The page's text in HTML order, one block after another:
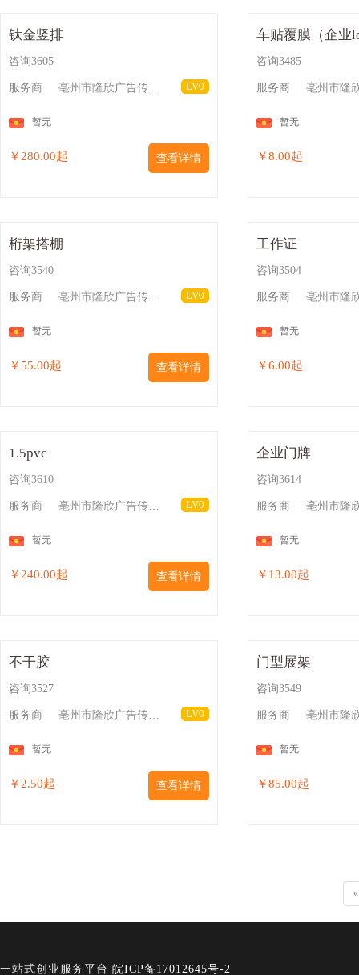
钛金竖排
咨询3605
服务商 亳州市隆欣广告传媒有限公司 LV0
暂无
￥280.00起 查看详情
车贴覆膜（企业
咨询3485
服务商
暂无
￥8.00起
桁架搭棚
咨询3540
服务商 亳州市隆欣广告传媒有限公司 LV0
暂无
￥55.00起 查看详情
工作证
咨询3504
服务商
暂无
￥6.00起
1.5pvc
咨询3610
服务商 亳州市隆欣广告传媒有限公司 LV0
暂无
￥240.00起 查看详情
企业门牌
咨询3614
服务商
暂无
￥13.00起
不干胶
咨询3527
服务商 亳州市隆欣广告传媒有限公司 LV0
暂无
￥2.50起 查看详情
门型展架
咨询3549
服务商
暂无
￥85.00起
«
一站式创业服务平台 皖ICP备17012645号-2